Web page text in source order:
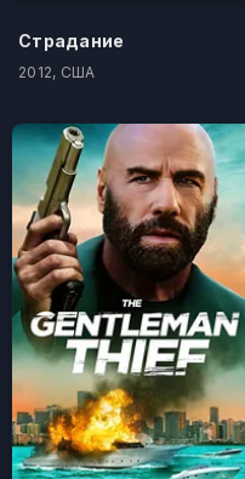
Страдание
2012, США